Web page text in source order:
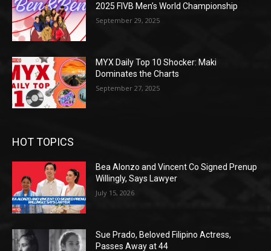
2025 FIVB Men’s World Championship
September 29, 2025
MYX Daily Top 10 Shocker: Maki
Dominates the Charts
September 27, 2025
HOT TOPICS
Bea Alonzo and Vincent Co Signed Prenup
Willingly, Says Lawyer
July 15, 2026
Sue Prado, Beloved Filipino Actress,
Passes Away at 44